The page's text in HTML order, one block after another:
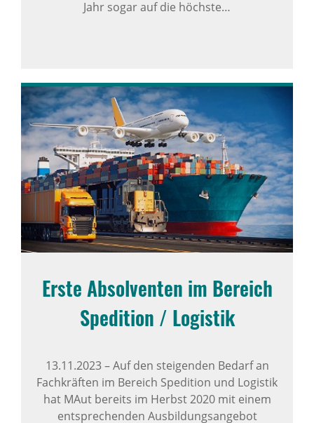
Jahr sogar auf die höchste…
Erste Absol­venten im Bereich
Spedi­tion / Logistik
13.11.2023–Auf den steigenden Bedarf an
Fachkräften im Bereich Spedition und Logistik
hat MAut bereits im Herbst 2020 mit einem
entsprechenden Ausbildungsangebot